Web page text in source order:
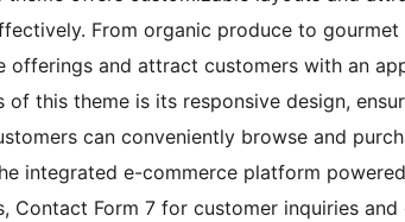
From organic produce to
offerings and attract customers with an
of this theme is its responsive design,
can conveniently browse and
integrated e-commerce platform
Contact Form 7 for customer inquiries